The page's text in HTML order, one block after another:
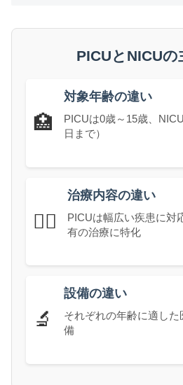
PICUとNICUの
🏥
対象年齢の違い
PICUは0歳～15歳、
日まで）
👨‍⚕️
治療内容の違い
PICUは幅広い疾患に対
有の治療に特化
🔬
設備の違い
それぞれの年齢に適し
備